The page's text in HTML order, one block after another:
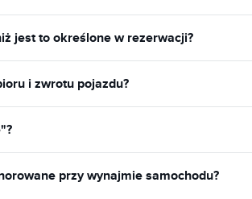
jest to określone w rezerwacji?
i zwrotu pojazdu?
przy wynajmie samochodu?